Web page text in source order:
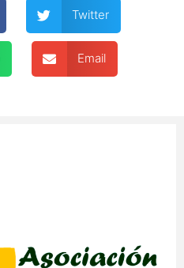
Twitter
Email